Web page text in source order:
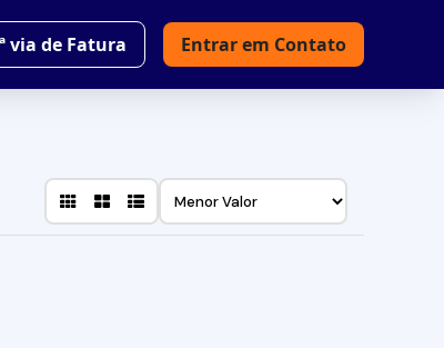
Entrar em Contato
via de Fatura